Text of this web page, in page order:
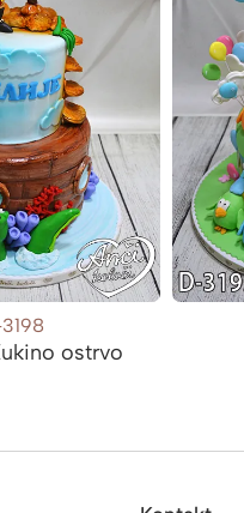
ostrvo